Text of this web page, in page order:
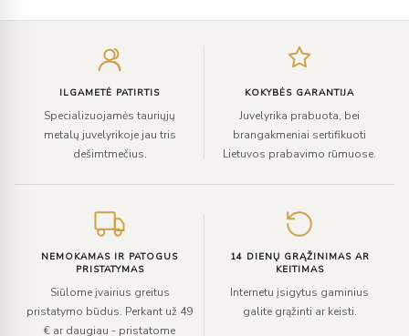
ILGAMETĖ PATIRTIS
Specializuojamės tauriųjų
metalų juvelyrikoje jau tris
dešimtmečius.
KOKYBĖS GARANTIJA
Juvelyrika prabuota, bei
brangakmeniai sertifikuoti
Lietuvos prabavimo rūmuose.
NEMOKAMAS IR PATOGUS
PRISTATYMAS
Siūlome įvairius greitus
pristatymo būdus. Perkant už 49
€ ar daugiau - pristatome
14 DIENŲ GRĄŽINIMAS AR
KEITIMAS
Internetu įsigytus gaminius
galite grąžinti ar keisti.